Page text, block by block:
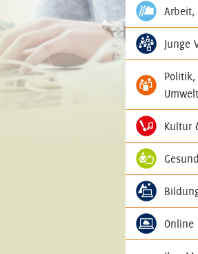
Arbeit,
Junge
Umwelt
Kultur
Online